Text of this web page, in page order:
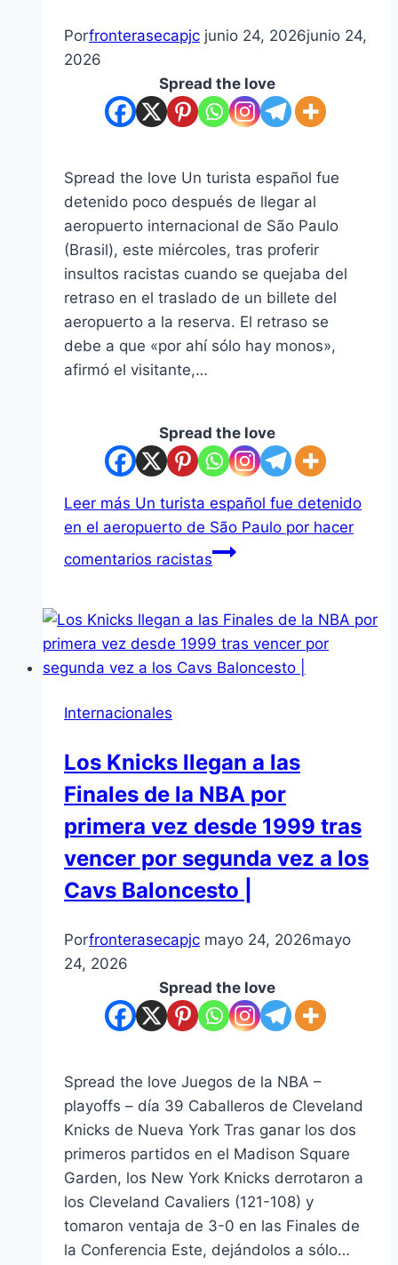
Porfronterasecapjc junio 24, 2026junio 24,
2026
Spread the love
Spread the love Un turista español fue
detenido poco después de llegar al
aeropuerto internacional de São Paulo
(Brasil), este miércoles, tras proferir
insultos racistas cuando se quejaba del
retraso en el traslado de un billete del
aeropuerto a la reserva. El retraso se
debe a que «por ahí sólo hay monos»,
afirmó el visitante,…
Spread the love
Leer más Un turista español fue detenido
en el aeropuerto de São Paulo por hacer
comentarios racistas
Internacionales
Los Knicks llegan a las
Finales de la NBA por
primera vez desde 1999 tras
vencer por segunda vez a los
Cavs Baloncesto |
Porfronterasecapjc mayo 24, 2026mayo
24, 2026
Spread the love
Spread the love Juegos de la NBA –
playoffs – día 39 Caballeros de Cleveland
Knicks de Nueva York Tras ganar los dos
primeros partidos en el Madison Square
Garden, los New York Knicks derrotaron a
los Cleveland Cavaliers (121-108) y
tomaron ventaja de 3-0 en las Finales de
la Conferencia Este, dejándolos a sólo…